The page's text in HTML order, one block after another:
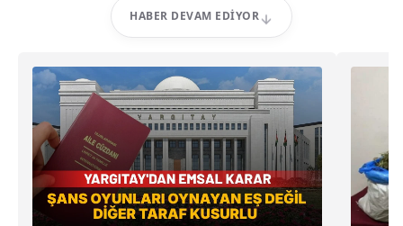
HABER DEVAM EDIYOR